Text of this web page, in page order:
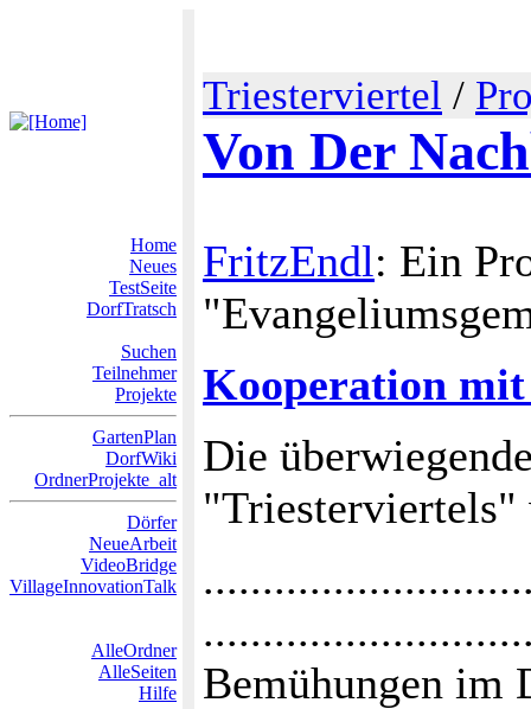
Triesterviertel /
Von Der
Home
Neues
TestSeite
DorfTratsch
Suchen
Teilnehmer
Projekte
GartenPlan
DorfWiki
OrdnerProjekte_alt
Dörfer
NeueArbeit
VideoBridge
VillageInnovationTalk
AlleOrdner
AlleSeiten
Hilfe
FritzEndl: Ein
Kooperation
Die
Bemühungen im